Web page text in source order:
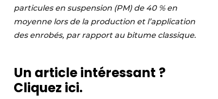
particules en suspension (PM) de 40 % en
moyenne lors de la production et l’application
des enrobés, par rapport au bitume classique.
Un article intéressant ?
Cliquez ici.